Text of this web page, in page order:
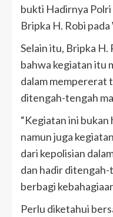
bukti Hadirnya Polri
Bripka H. Robi
Selain itu, Bripka H.
bahwa kegiatan itu
dalam mempererat
ditengah-tengah
“Kegiatan ini bukan
namun juga
dari kepolisian
dan hadir
berbagi
Perlu diketahui